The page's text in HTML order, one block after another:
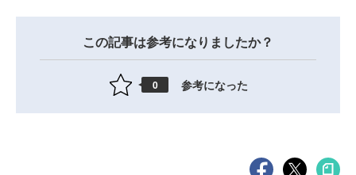
この記事は参考になりましたか？
0 参考になった